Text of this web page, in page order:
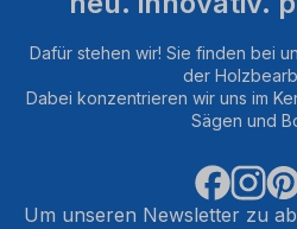
Dafür stehen wir! Sie finden bei
der
Dabei konzentrieren wir uns im
Sägen und
Um unseren Newsletter zu